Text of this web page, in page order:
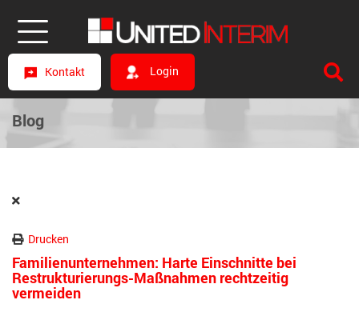
Kontakt Login
Blog
Drucken
Familienunternehmen: Harte Einschnitte bei
Restrukturierungs-Maßnahmen rechtzeitig
vermeiden